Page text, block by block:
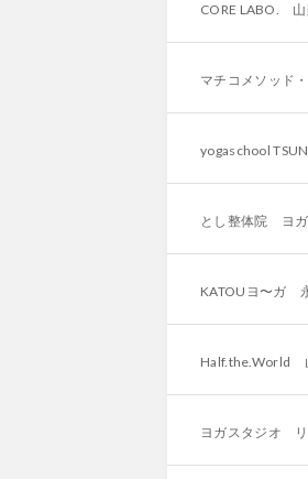
CORE LABO. 山
マチコメソッド
yogaschool
とし整体院 ヨ
KATOUヨ〜ガ
Half.the.World
ヨガスタジオ